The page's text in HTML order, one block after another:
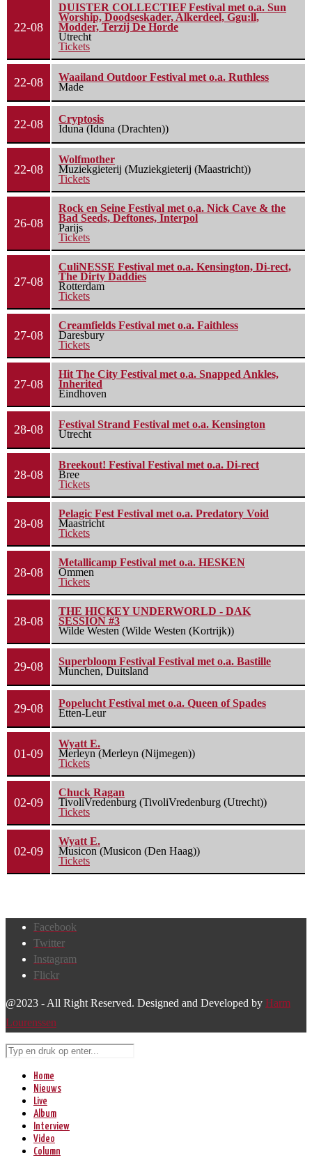
22-08
DUISTER COLLECTIEF Festival met o.a. Sun
Worship, Doodseskader, Alkerdeel, Ggu:ll,
Modder, Terzij De Horde
Utrecht
Tickets
22-08
Waailand Outdoor Festival met o.a. Ruthless
Made
22-08
Cryptosis
Iduna (Iduna (Drachten))
22-08
Wolfmother
Muziekgieterij (Muziekgieterij (Maastricht))
Tickets
26-08
Rock en Seine Festival met o.a. Nick Cave & the
Bad Seeds, Deftones, Interpol
Parijs
Tickets
27-08
CuliNESSE Festival met o.a. Kensington, Di-rect,
The Dirty Daddies
Rotterdam
Tickets
27-08
Creamfields Festival met o.a. Faithless
Daresbury
Tickets
27-08
Hit The City Festival met o.a. Snapped Ankles,
Inherited
Eindhoven
28-08
Festival Strand Festival met o.a. Kensington
Utrecht
28-08
Breekout! Festival Festival met o.a. Di-rect
Bree
Tickets
28-08
Pelagic Fest Festival met o.a. Predatory Void
Maastricht
Tickets
28-08
Metallicamp Festival met o.a. HESKEN
Ommen
Tickets
28-08
THE HICKEY UNDERWORLD - DAK
SESSION #3
Wilde Westen (Wilde Westen (Kortrijk))
29-08
Superbloom Festival Festival met o.a. Bastille
Munchen, Duitsland
29-08
Popelucht Festival met o.a. Queen of Spades
Etten-Leur
01-09
Wyatt E.
Merleyn (Merleyn (Nijmegen))
Tickets
02-09
Chuck Ragan
TivoliVredenburg (TivoliVredenburg (Utrecht))
Tickets
02-09
Wyatt E.
Musicon (Musicon (Den Haag))
Tickets
Facebook
Twitter
Instagram
Flickr
@2023 - All Right Reserved. Designed and Developed by Harm
Lourenssen
Home
Nieuws
Live
Album
Interview
Video
Column